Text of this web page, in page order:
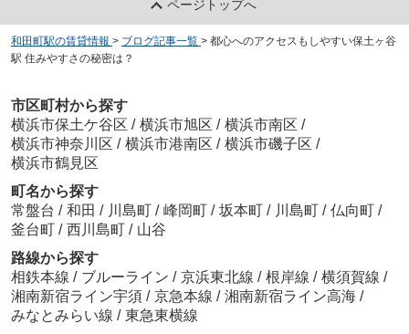
ページトップへ
和田町駅の賃貸情報 > ブログ記事一覧 > 都心へのアクセスもしやすい保土ヶ谷
駅 住みやすさの秘密は？
市区町村から探す
横浜市保土ケ谷区 / 横浜市旭区 / 横浜市南区 /
横浜市神奈川区 / 横浜市港南区 / 横浜市磯子区 /
横浜市鶴見区
町名から探す
常盤台 / 和田 / 川島町 / 峰岡町 / 坂本町 / 川島町 / 仏向町 /
釜台町 / 西川島町 / 山谷
路線から探す
相鉄本線 / ブルーライン / 京浜東北線 / 根岸線 / 横須賀線 /
湘南新宿ライン宇須 / 京急本線 / 湘南新宿ライン高海 /
みなとみらい線 / 東急東横線